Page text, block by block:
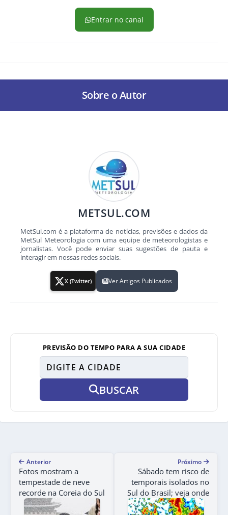
Entrar no canal
Sobre o Autor
METSUL.COM
MetSul.com é a plataforma de notícias, previsões e dados da
MetSul Meteorologia com uma equipe de meteorologistas e
jornalistas. Você pode enviar suas sugestões de pauta e
interagir em nossas redes sociais.
X (Twitter) Ver Artigos Publicados
PREVISÃO DO TEMPO PARA A SUA CIDADE
BUSCAR
Anterior
Fotos mostram a
tempestade de neve
recorde na Coreia do Sul
Próximo
Sábado tem risco de
temporais isolados no
Sul do Brasil; veja onde